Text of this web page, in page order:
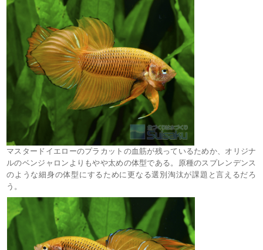
マスタードイエローのプラカットの血筋が残っているためか、オリジナ
ルのベンジャロンよりもやや太めの体型である。原種のスプレンデンス
のような細身の体型にするために更なる選別淘汰が課題と言えるだろ
う。